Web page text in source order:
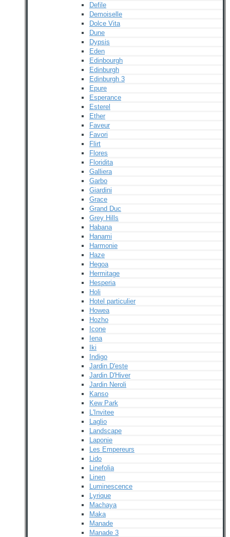
Defile
Demoiselle
Dolce Vita
Dune
Dypsis
Eden
Edinbourgh
Edinburgh
Edinburgh 3
Epure
Esperance
Esterel
Ether
Faveur
Favori
Flirt
Flores
Floridita
Galliera
Garbo
Giardini
Grace
Grand Duc
Grey Hills
Habana
Hanami
Harmonie
Haze
Hegoa
Hermitage
Hesperia
Holi
Hotel particulier
Howea
Hozho
Icone
Iena
Iki
Indigo
Jardin D'este
Jardin D'Hiver
Jardin Neroli
Kanso
Kew Park
L'Invitee
Laglio
Landscape
Laponie
Les Empereurs
Lido
Linefolia
Linen
Luminescence
Lyrique
Machaya
Maka
Manade
Manade 3